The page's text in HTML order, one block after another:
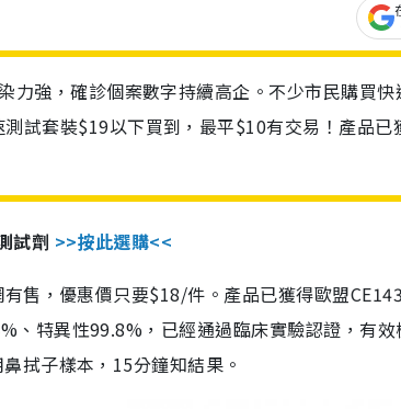
力強，確診個案數字持續高企。不少市民購買
試套裝$19以下買到，最平$10有交易！產品
試劑 >>按此選購<<
售，優惠價只要$18/件。產品已獲得歐盟
、特異性99.8%，已經通過臨床實驗認證，有
拭子樣本，15分鐘知結果。